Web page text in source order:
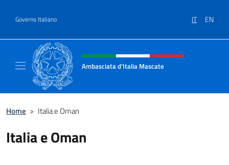
Governo Italiano IT EN
Intestazione sito, social e menù
Ambasciata d'Italia Mascate
Home > Italia e Oman
Italia e Oman